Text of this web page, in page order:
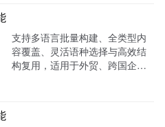
支持多语言批量构建、全类型内
容覆盖、灵活语种选择与高效结
构复用，适用于外贸、跨国企